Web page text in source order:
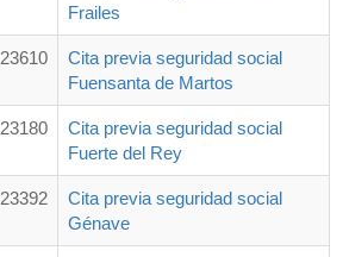
Frailes
23610
Cita previa seguridad social
Fuensanta de Martos
23180
Cita previa seguridad social
Fuerte del Rey
23392
Cita previa seguridad social
Génave